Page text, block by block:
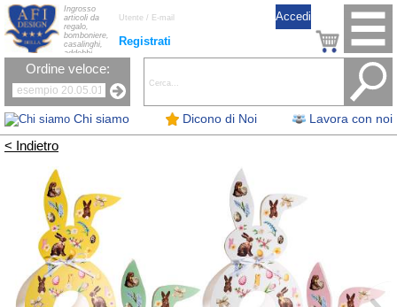
Chi siamo Dicono di Noi Lavora con noi
Registrati
Ingrosso
articoli da
regalo,
bomboniere,
casalinghi,
addobbi
natalizi, nastri,
oggettistica,
la tavola, fiori
artificiali e
candele.
Ordine veloce:
< Indietro